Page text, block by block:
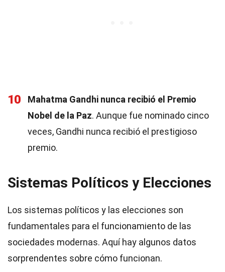
10
Mahatma Gandhi nunca recibió el Premio
Nobel de la Paz. Aunque fue nominado cinco
veces, Gandhi nunca recibió el prestigioso
premio.
Sistemas Políticos y Elecciones
Los sistemas políticos y las elecciones son
fundamentales para el funcionamiento de las
sociedades modernas. Aquí hay algunos datos
sorprendentes sobre cómo funcionan.